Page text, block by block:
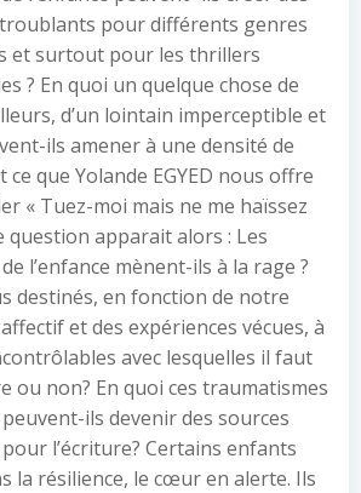
pour différents genres
et surtout pour les thrillers
? En quoi un quelque chose de
d’un lointain imperceptible et
ils amener à une densité de
ce que Yolande EGYED nous offre
« Tuez-moi mais ne me haïssez
question apparait alors : Les
l’enfance mènent-ils à la rage ?
destinés, en fonction de notre
et des expériences vécues, à
avec lesquelles il faut
ou non? En quoi ces traumatismes
peuvent-ils devenir des sources
l’écriture? Certains enfants
la résilience, le cœur en alerte. Ils